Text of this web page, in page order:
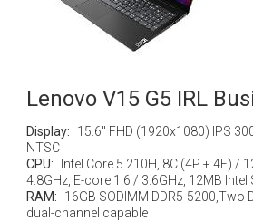
Lenovo V15 G5 IRL
Display:
15.6" FHD (1920x1080) IPS
NTSC
CPU:
Intel Core 5 210H, 8C (4P + 4E) /
4.8GHz, E-core 1.6 / 3.6GHz, 12MB
RAM:
16GB SODIMM DDR5-5200,Two
dual-channel capable